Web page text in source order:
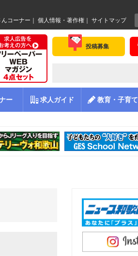
んコーナー 個人情報・著作権｜ サイトマップ
投稿募集
ー 求人ガイド 教育・子育て